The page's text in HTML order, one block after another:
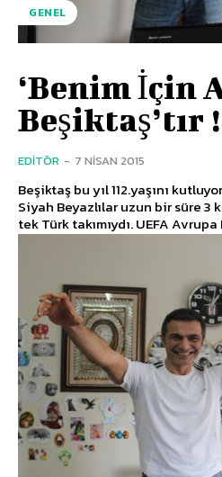
GENEL
‘Benim İçin
Beşiktaş’tır
EDITÖR - 7 NISAN 2015
Beşiktaş bu yıl 112.yaşını
Siyah Beyazlılar uzun bir süre 3
tek Türk takımıydı. UEFA Avrupa